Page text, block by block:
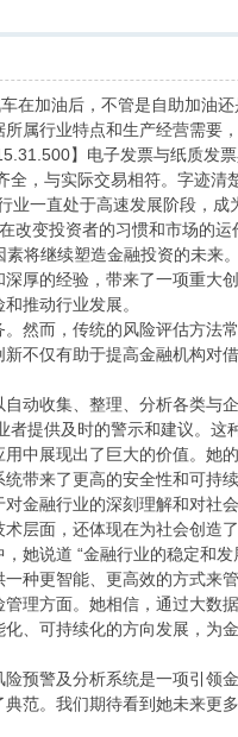
在加油后，不管是自助加油
属行业特点和生产经营需要
】电子发票与纸质发
，与实际交易相符。字迹清
于高速发展阶段，成为
改变投资者的习惯和市场的
将继续塑造金融投资的未来
厚的经验，带来了一项重
推动行业发展。
然而，传统的风险评估方
不仅有助于提高金融机构
动收集、整理、分析各类
提供及时的警示和建议。
中展现出了巨大的价值。
带来了更高的安全性和可持续
金融行业的深刻理解和对
层面，还体现在为社会创造
她说道 “金融行业的稳定和
种更智能、更高效的方式来
理方面。她相信，通过大
、可持续化的方向发展，
预警及分析系统是一项引
范。我们期待看到她未来更